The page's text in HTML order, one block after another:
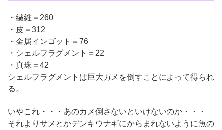
・繊維＝260
・皮＝312
・金属インゴット＝76
・シェルフラグメント＝22
・真珠＝42
シェルフラグメントは巨大ガメを倒すことによって得られ
る。
いやこれ・・・あのカメ倒さないといけないのか・・・
それよりサメとかデンキウナギにからまれないように魚の